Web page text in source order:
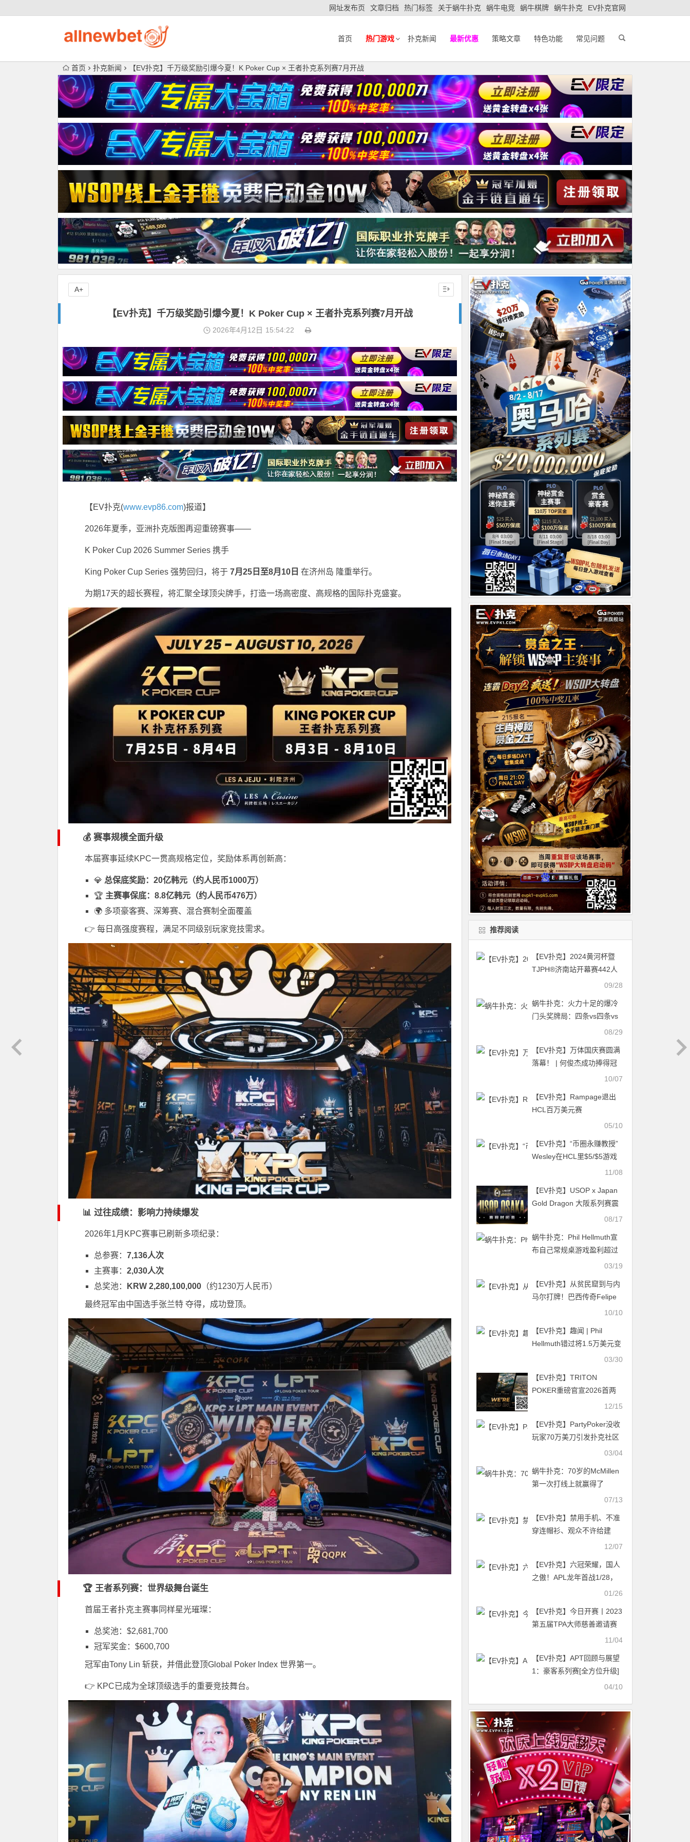
网址发布页 文章归档 热门标签 关于蜗牛扑克 蜗牛电竞 蜗牛棋牌 蜗牛扑克 EV扑克官网
首页 热门游戏 扑克新闻 最新优惠 策略文章 特色功能 常见问题
首页 扑克新闻 【EV扑克】千万级奖励引爆今夏！K Poker Cup × 王者扑克系列赛7月开战
【EV扑克】千万级奖励引爆今夏！K Poker Cup × 王者扑克系列赛7月开战
2026年4月12日 15:54:22
【EV扑克(www.evp86.com)报道】
2026年夏季，亚洲扑克版图再迎重磅赛事——
K Poker Cup 2026 Summer Series 携手
King Poker Cup Series 强势回归，将于 7月25日至8月10日 在济州岛 隆重举行。
为期17天的超长赛程，将汇聚全球顶尖牌手，打造一场高密度、高规格的国际扑克盛宴。
💰 赛事规模全面升级
本届赛事延续KPC一贯高规格定位，奖励体系再创新高：
💎 总保底奖励：20亿韩元（约人民币1000万）
🏆 主赛事保底：8.8亿韩元（约人民币476万）
🌍 多项豪客赛、深筹赛、混合赛制全面覆盖
👉 每日高强度赛程，满足不同级别玩家竞技需求。
📊 过往成绩：影响力持续爆发
2026年1月KPC赛事已刷新多项纪录：
总参赛： 7,136人次
主赛事： 2,030人次
总奖池：
KRW 2,280,100,000 （约1230万人民币）
最终冠军由中国选手张兰特 夺得，成功登顶。
🏆 王者系列赛：世界级舞台诞生
首届王者扑克主赛事同样星光璀璨：
总奖池：$2,681,700
冠军奖金：$600,700
冠军由Tony Lin 斩获，并借此登顶Global Poker Index 世界第一。
👉 KPC已成为全球顶级选手的重要竞技舞台。
A+
推荐阅读
【EV扑克】2024黄河杯暨
TJPH®济南站开幕赛442人
次参赛36人晋级 明日主赛正
09/28
蜗牛扑克：火力十足的爆冷
门头奖牌局：四条vs四条vs
08/29
【EV扑克】万体国庆赛圆满
落幕！ | 何俊杰成功捧得冠
10/07
【EV扑克】Rampage退出
HCL百万美元赛
05/10
【EV扑克】“币圈永赚教授”
Wesley在HCL里$5/$5游戏
买入100万刀，引发众人议
11/08
【EV扑克】USOP x Japan
Gold Dragon 大阪系列赛震
撼来袭！完整赛程公布，总
08/17
蜗牛扑克：Phil Hellmuth宣
布自己常规桌游戏盈利超过
03/19
【EV扑克】从贫民窟到与内
马尔打牌！巴西传奇Felipe
Ramos咸鱼翻身的励志生涯
10/10
【EV扑克】趣闻 | Phil
Hellmuth错过将1.5万美元变
03/30
【EV扑克】TRITON
POKER重磅官宣2026首两
站赛程：济州与黑山续写高
12/15
【EV扑克】PartyPoker没收
玩家70万美刀引发扑克社区
03/04
蜗牛扑克：70岁的McMillen
第一次打线上就赢得了
07/13
【EV扑克】禁用手机、不准
穿连帽衫、观众不许给建
议，WPT重拳出击出台新规
12/07
【EV扑克】六冠荣耀，国人
之傲！APL龙年首战1/28，
01/26
【EV扑克】今日开赛丨2023
第五届TPA大师慈善邀请赛
11/04
【EV扑克】APT回顾与展望
1：豪客系列赛[全方位升级]
04/10